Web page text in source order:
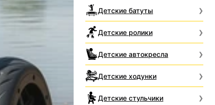
Детские батуты
Детские ролики
Детские автокресла
Детские ходунки
Детские стульчики